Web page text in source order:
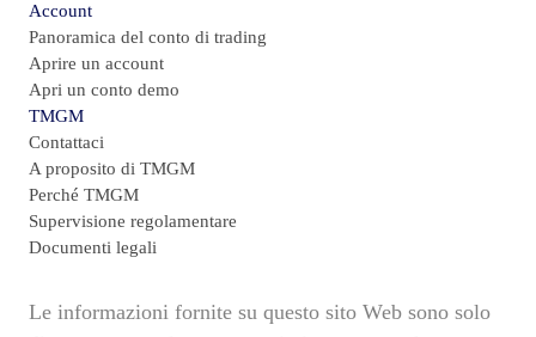
Account
Panoramica del conto di trading
Aprire un account
Apri un conto demo
TMGM
Contattaci
A proposito di TMGM
Perché TMGM
Supervisione regolamentare
Documenti legali
Le informazioni fornite su questo sito Web sono solo